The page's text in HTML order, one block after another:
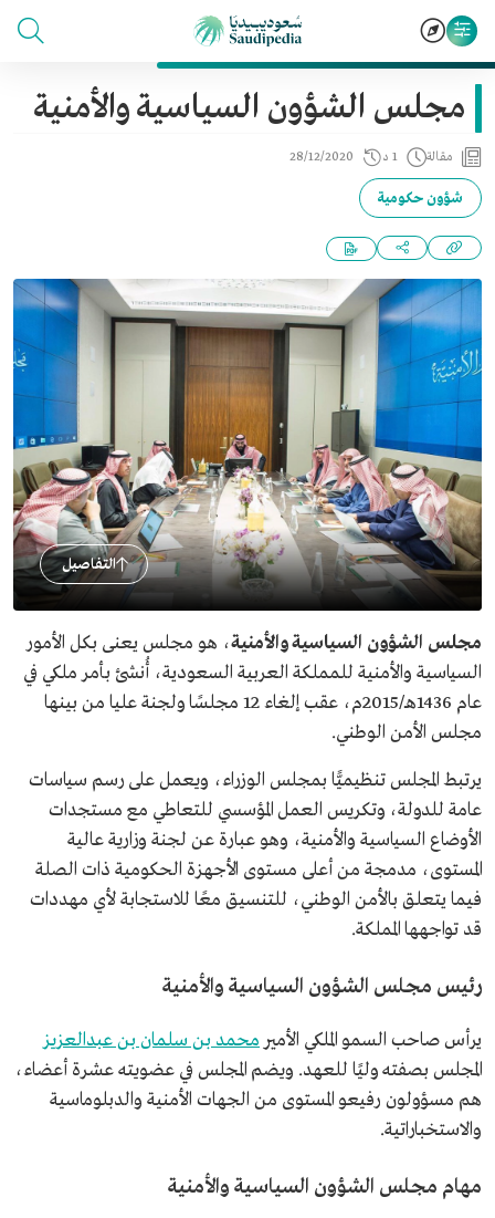
مجلس الشؤون السياسية والأمنية
مقالة 1 د 28/12/2020
شؤون حكومية
التفاصيل
مجلس الشؤون السياسية والأمنية، هو مجلس يعنى بكل الأمور
السياسية والأمنية للمملكة العربية السعودية، أُنشئ بأمر ملكي في
عام 1436هـ/2015م، عقب إلغاء 12 مجلسًا ولجنة عليا من بينها
مجلس الأمن الوطني.
يرتبط المجلس تنظيميًّا بمجلس الوزراء، ويعمل على رسم سياسات
عامة للدولة، وتكريس العمل المؤسسي للتعاطي مع مستجدات
الأوضاع السياسية والأمنية، وهو عبارة عن لجنة وزارية عالية
المستوى، مدمجة من أعلى مستوى الأجهزة الحكومية ذات الصلة
فيما يتعلق بالأمن الوطني، للتنسيق معًا للاستجابة لأي مهددات
قد تواجهها المملكة.
رئيس مجلس الشؤون السياسية والأمنية
يرأس صاحب السمو الملكي الأمير محمد بن سلمان بن عبدالعزيز
المجلس بصفته وليًا للعهد. ويضم المجلس في عضويته عشرة أعضاء،
هم مسؤولون رفيعو المستوى من الجهات الأمنية والدبلوماسية
والاستخباراتية.
مهام مجلس الشؤون السياسية والأمنية